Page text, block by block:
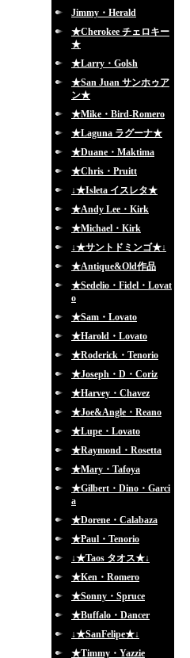
Jimmy・Herald
★Cherokee チェロキー
★
★Larry・Golsh
★San Juan サンホゥア
ン★
★Mike・Bird-Romero
★Laguna ラグーナ★
★Duane・Maktima
★Chris・Pruitt
↓★Isleta イスレタ★
★Andy Lee・Kirk
★Michael・Kirk
↓★サントドミンゴ★↓
★Antique&Old作品
★Sedelio・Fidel・Lovat
o
★Sam・Lovato
★Harold・Lovato
★Roderick・Tenorio
★Joseph・D・Coriz
★Harvey・Chavez
★Joe&Angle・Reano
★Lupe・Lovato
★Raymond・Rosetta
★Mary・Tafoya
★Gilbert・Dino・Garci
a
★Dorene・Calabaza
★Paul・Tenorio
↓★Taos タオス★↓
★Ken・Romero
★Sonny・Spruce
★Buffalo・Dancer
↓★SanFelipe★↓
★Timmy・Yazzie